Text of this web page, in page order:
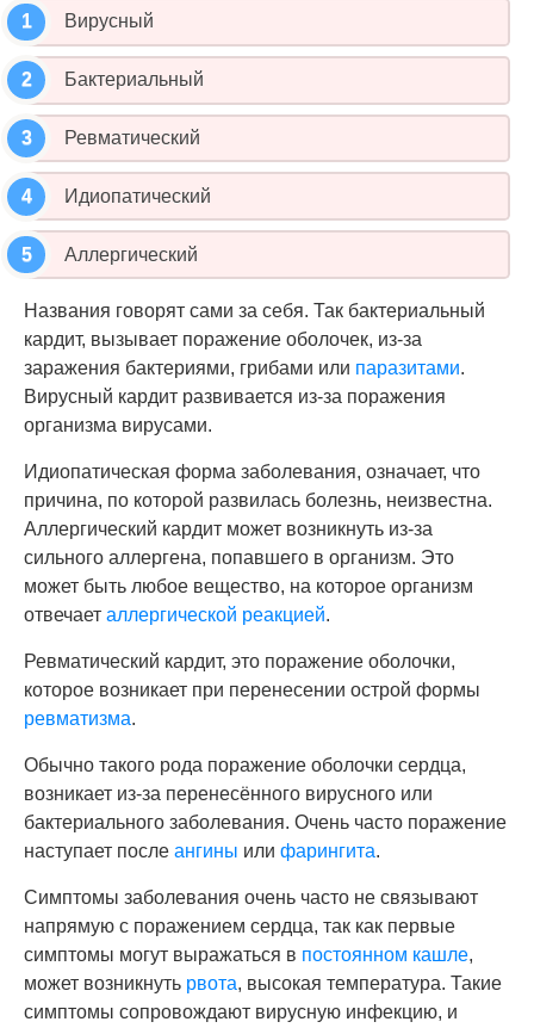
Вирусный
Бактериальный
Ревматический
Идиопатический
Аллергический
Названия говорят сами за себя. Так бактериальный
кардит, вызывает поражение оболочек, из-за
заражения бактериями, грибами или паразитами.
Вирусный кардит развивается из-за поражения
организма вирусами.
Идиопатическая форма заболевания, означает, что
причина, по которой развилась болезнь, неизвестна.
Аллергический кардит может возникнуть из-за
сильного аллергена, попавшего в организм. Это
может быть любое вещество, на которое организм
отвечает аллергической реакцией.
Ревматический кардит, это поражение оболочки,
которое возникает при перенесении острой формы
ревматизма.
Обычно такого рода поражение оболочки сердца,
возникает из-за перенесённого вирусного или
бактериального заболевания. Очень часто поражение
наступает после ангины или фарингита.
Симптомы заболевания очень часто не связывают
напрямую с поражением сердца, так как первые
симптомы могут выражаться в постоянном кашле,
может возникнуть рвота, высокая температура. Такие
симптомы сопровождают вирусную инфекцию, и